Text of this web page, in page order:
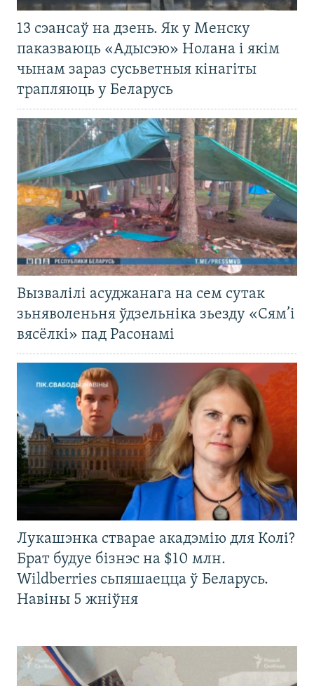
13 сэансаў на дзень. Як у Менску
паказваюць «Адысэю» Нолана і якім
чынам зараз сусьветныя кінагіты
трапляюць у Беларусь
Вызвалілі асуджанага на сем сутак
зьняволеньня ўдзельніка зьезду «Сям’і
вясёлкі» пад Расонамі
Лукашэнка стварае акадэмію для Колі?
Брат будуе бізнэс на $10 млн.
Wildberries сьпяшаецца ў Беларусь.
Навіны 5 жніўня